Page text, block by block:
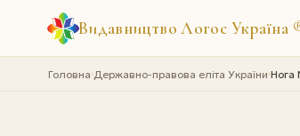
Видавництво Логос Україна
Головна›Державно-правова еліта України›Нога